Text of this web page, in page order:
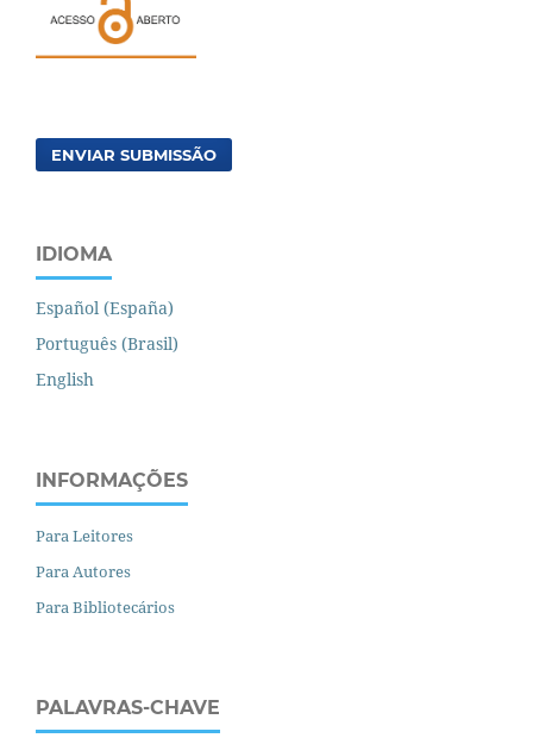
ENVIAR SUBMISSÃO
IDIOMA
Español (España)
Português (Brasil)
English
INFORMAÇÕES
Para Leitores
Para Autores
Para Bibliotecários
PALAVRAS-CHAVE